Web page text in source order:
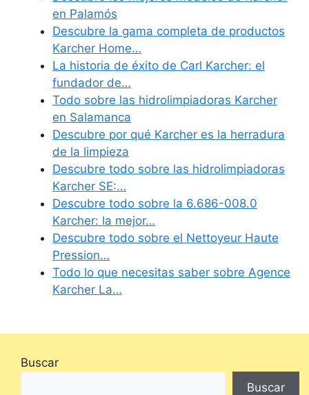
en Palamós
Descubre la gama completa de productos
Karcher Home…
La historia de éxito de Carl Karcher: el
fundador de…
Todo sobre las hidrolimpiadoras Karcher
en Salamanca
Descubre por qué Karcher es la herradura
de la limpieza
Descubre todo sobre las hidrolimpiadoras
Karcher SE:…
Descubre todo sobre la 6.686-008.0
Karcher: la mejor…
Descubre todo sobre el Nettoyeur Haute
Pression…
Todo lo que necesitas saber sobre Agence
Karcher La…
Buscar
Buscar